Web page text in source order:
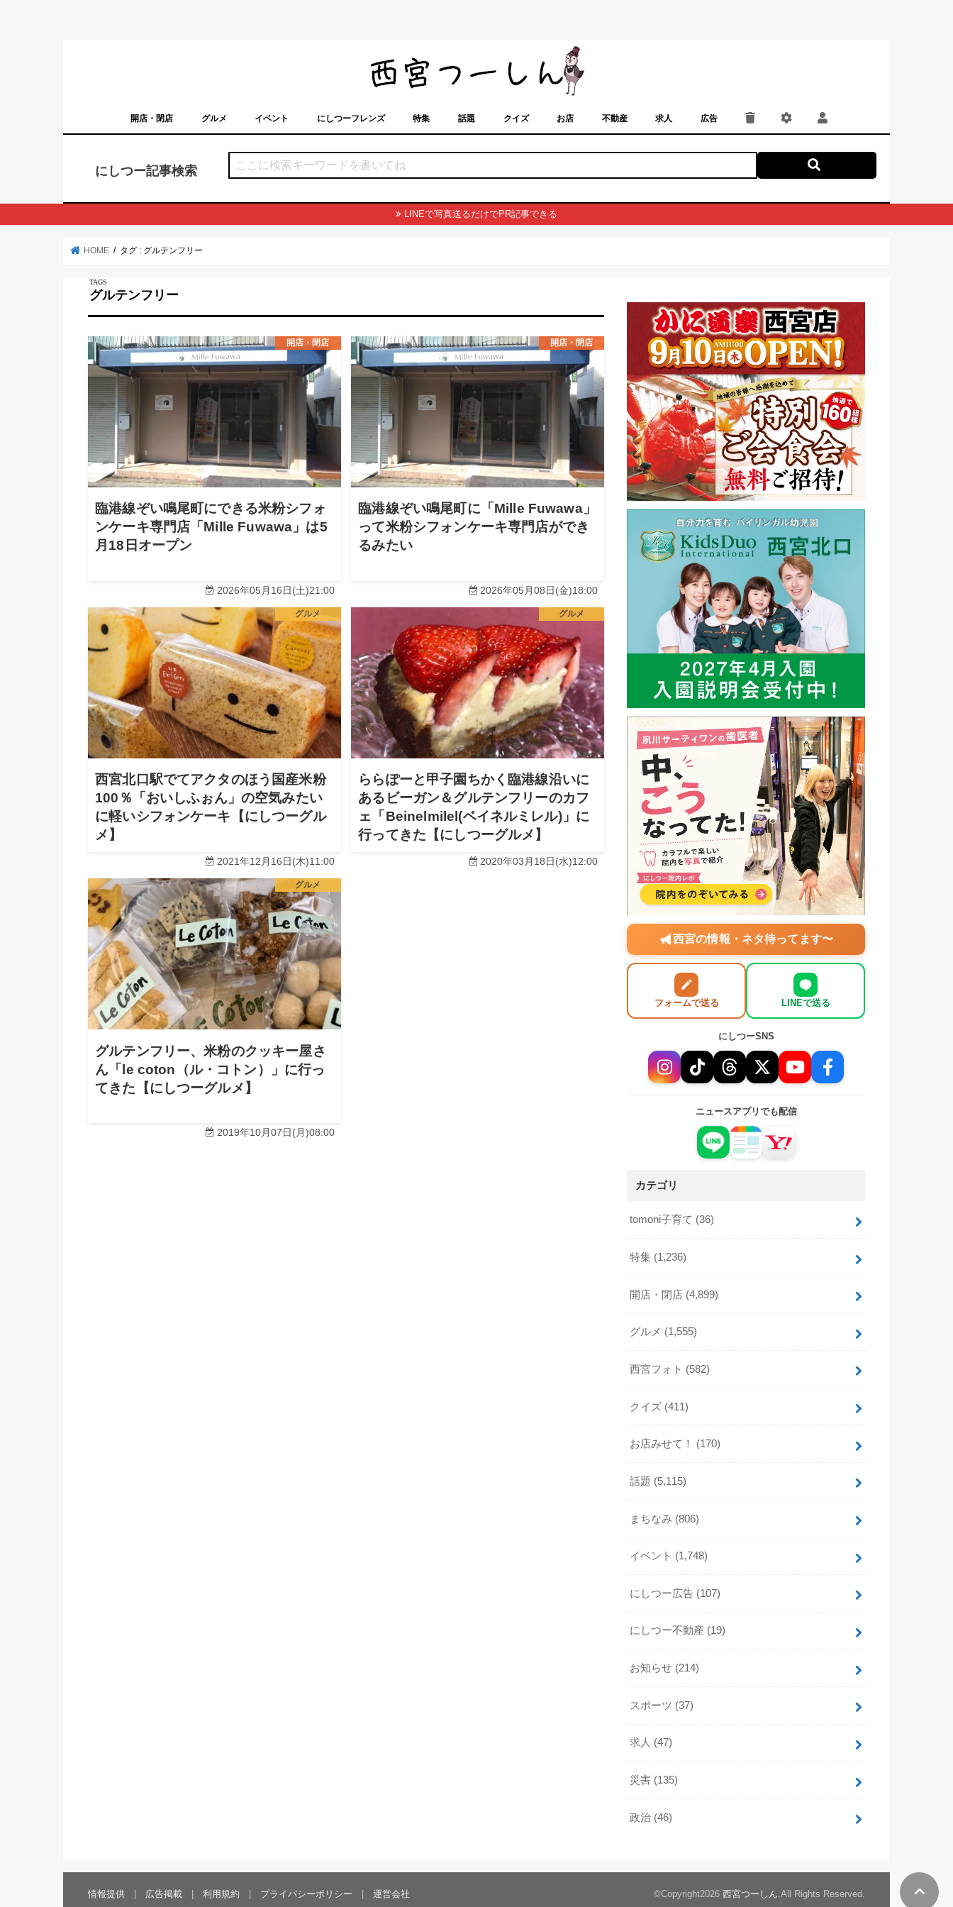
開店・閉店 グルメ イベント にしつーフレンズ 特集 話題 クイズ お店 不動産 求人 広告
にしつー記事検索
LINEで写真送るだけでPR記事できる
HOME タグ : グルテンフリー
グルテンフリー
開店・閉店
臨港線ぞい鳴尾町にできる米粉シフォ
ンケーキ専門店「Mille Fuwawa」は5
月18日オープン
2026年05月16日(土)21:00
開店・閉店
臨港線ぞい鳴尾町に「Mille Fuwawa」
って米粉シフォンケーキ専門店ができ
るみたい
2026年05月08日(金)18:00
グルメ
西宮北口駅でてアクタのほう国産米粉
100％「おいしふぉん」の空気みたい
に軽いシフォンケーキ【にしつーグル
メ】
2021年12月16日(木)11:00
グルメ
ららぽーと甲子園ちかく臨港線沿いに
あるビーガン＆グルテンフリーのカフ
ェ「Beinelmilel(ベイネルミレル)」に
行ってきた【にしつーグルメ】
2020年03月18日(水)12:00
グルメ
グルテンフリー、米粉のクッキー屋さ
ん「le coton（ル・コトン）」に行っ
てきた【にしつーグルメ】
2019年10月07日(月)08:00
西宮の情報・ネタ待ってます〜
フォームで送る LINEで送る
にしつーSNS
ニュースアプリでも配信
カテゴリ
tomoni子育て (36)
特集 (1,236)
開店・閉店 (4,899)
グルメ (1,555)
西宮フォト (582)
クイズ (411)
お店みせて！ (170)
話題 (5,115)
まちなみ (806)
イベント (1,748)
にしつー広告 (107)
にしつー不動産 (19)
お知らせ (214)
スポーツ (37)
求人 (47)
災害 (135)
政治 (46)
情報提供 広告掲載 利用規約 プライバシーポリシー 運営会社 ©Copyright2026 西宮つーしん.All Rights Reserved.